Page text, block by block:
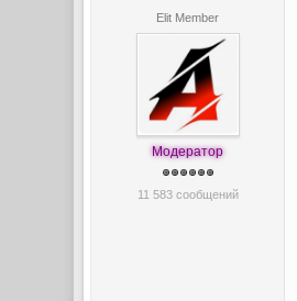
Elit Member
Модератор
11 583 сообщений